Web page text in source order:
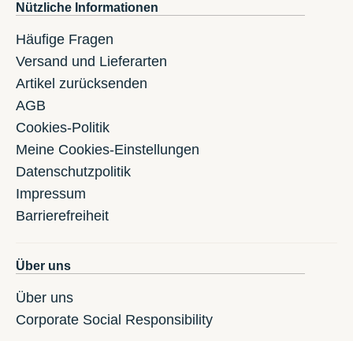
Nützliche Informationen
Häufige Fragen
Versand und Lieferarten
Artikel zurücksenden
AGB
Cookies-Politik
Meine Cookies-Einstellungen
Datenschutzpolitik
Impressum
Barrierefreiheit
Über uns
Über uns
Corporate Social Responsibility